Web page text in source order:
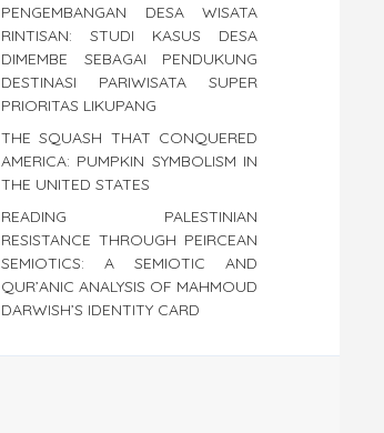
PENGEMBANGAN DESA WISATA
RINTISAN: STUDI KASUS DESA
DIMEMBE SEBAGAI PENDUKUNG
DESTINASI PARIWISATA SUPER
PRIORITAS LIKUPANG
THE SQUASH THAT CONQUERED
AMERICA: PUMPKIN SYMBOLISM IN
THE UNITED STATES
READING PALESTINIAN
RESISTANCE THROUGH PEIRCEAN
SEMIOTICS: A SEMIOTIC AND
QUR’ANIC ANALYSIS OF MAHMOUD
DARWISH’S IDENTITY CARD